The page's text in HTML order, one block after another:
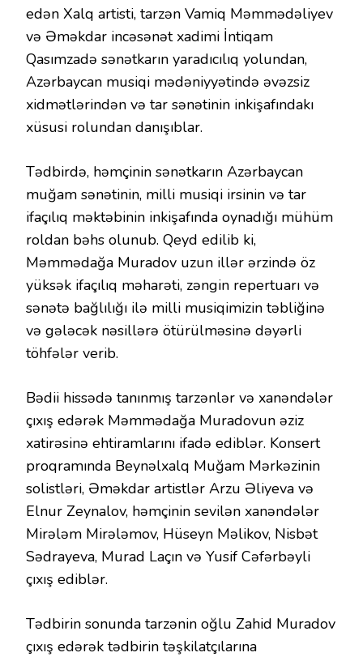
edən Xalq artisti, tarzən Vamiq Məmmədəliyev
və Əməkdar incəsənət xadimi İntiqam
Qasımzadə sənətkarın yaradıcılıq yolundan,
Azərbaycan musiqi mədəniyyətində əvəzsiz
xidmətlərindən və tar sənətinin inkişafındakı
xüsusi rolundan danışıblar.
Tədbirdə, həmçinin sənətkarın Azərbaycan
muğam sənətinin, milli musiqi irsinin və tar
ifaçılıq məktəbinin inkişafında oynadığı mühüm
roldan bəhs olunub. Qeyd edilib ki,
Məmmədağa Muradov uzun illər ərzində öz
yüksək ifaçılıq məharəti, zəngin repertuarı və
sənətə bağlılığı ilə milli musiqimizin təbliğinə
və gələcək nəsillərə ötürülməsinə dəyərli
töhfələr verib.
Bədii hissədə tanınmış tarzənlər və xanəndələr
çıxış edərək Məmmədağa Muradovun əziz
xatirəsinə ehtiramlarını ifadə ediblər. Konsert
proqramında Beynəlxalq Muğam Mərkəzinin
solistləri, Əməkdar artistlər Arzu Əliyeva və
Elnur Zeynalov, həmçinin sevilən xanəndələr
Mirələm Mirələmov, Hüseyn Məlikov, Nisbət
Sədrayeva, Murad Laçın və Yusif Cəfərbəyli
çıxış ediblər.
Tədbirin sonunda tarzənin oğlu Zahid Muradov
çıxış edərək tədbirin təşkilatçılarına